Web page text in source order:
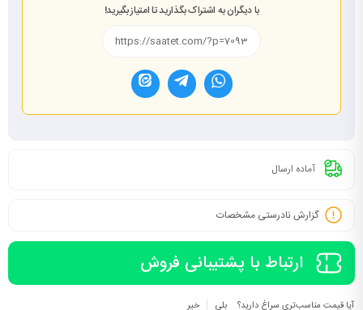
با دیگران به اشتراک بگذارید تا امتیاز بگیرید!
آماده ارسال
گزارش نادرستی مشخصات
ارتباط با پشتیبانی فروش
آیا قیمت مناسب‌تری سراغ دارید؟ بلی خیر